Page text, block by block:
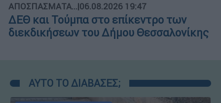
ΑΠΟΣΠΑΣΜΑΤΑ...|06.08.2026 19:47
ΔΕΘ και Τούμπα στο επίκεντρο των
διεκδικήσεων του Δήμου Θεσσαλονίκης
ΑΥΤΟ ΤΟ ΔΙΑΒΑΣΕΣ;